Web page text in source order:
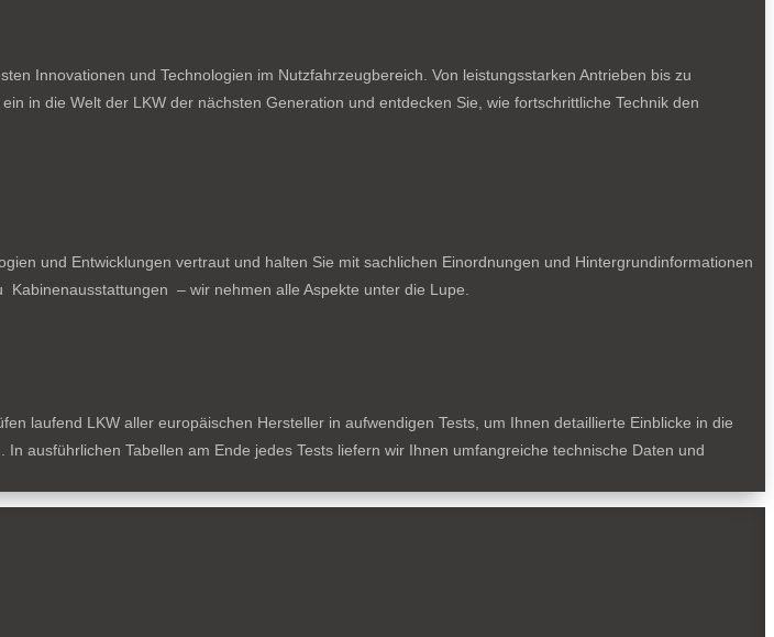
Innovationen und Technologien im Nutzfahrzeugbereich. Von leistungsstarken Antrieben bis zu
in die Welt der LKW der nächsten Generation und entdecken Sie, wie fortschrittliche Technik den
und Entwicklungen vertraut und halten Sie mit sachlichen Einordnungen und Hintergrundinformationen
– wir nehmen alle Aspekte unter die Lupe.
laufend LKW aller europäischen Hersteller in aufwendigen Tests, um Ihnen detaillierte Einblicke in die
ausführlichen Tabellen am Ende jedes Tests liefern wir Ihnen umfangreiche technische Daten und